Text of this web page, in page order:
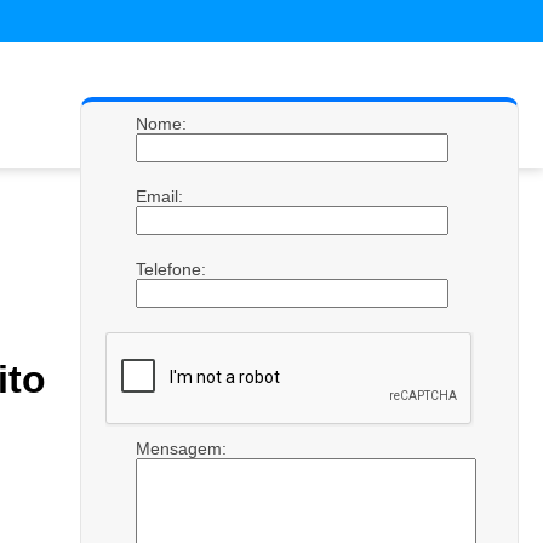
Nome:
Email:
Telefone:
Mensagem: